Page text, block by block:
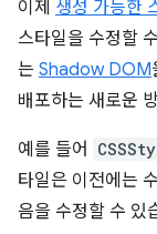
이제 생성 가능한
스타일을 수정할
는 Shadow DOM
배포하는 새로운
예를 들어
타일은 이전에는
음을 수정할 수 있